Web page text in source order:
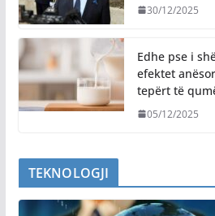
30/12/2025
Edhe pse i
efektet
tepërt të
05/12/2025
TEKNOLOGJI